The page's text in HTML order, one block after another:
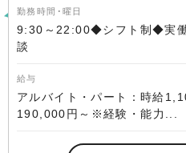
勤務時間･曜日
9:30～22:00◆シフト制◆実
談
給与
アルバイト・パート：時給
190,000円～※経験・能力...